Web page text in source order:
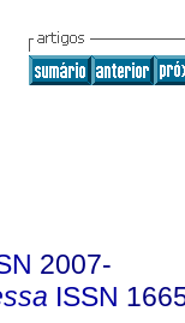
2007-
ISSN